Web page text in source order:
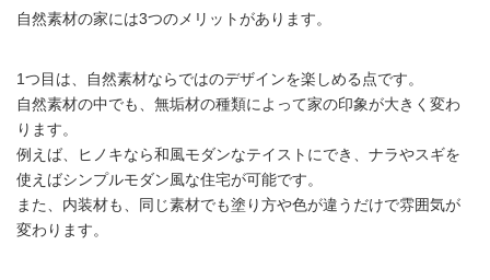
自然素材の家には3つのメリットがあります。
1つ目は、自然素材ならではのデザインを楽しめる点です。
自然素材の中でも、無垢材の種類によって家の印象が大きく変わ
ります。
例えば、ヒノキなら和風モダンなテイストにでき、ナラやスギを
使えばシンプルモダン風な住宅が可能です。
また、内装材も、同じ素材でも塗り方や色が違うだけで雰囲気が
変わります。